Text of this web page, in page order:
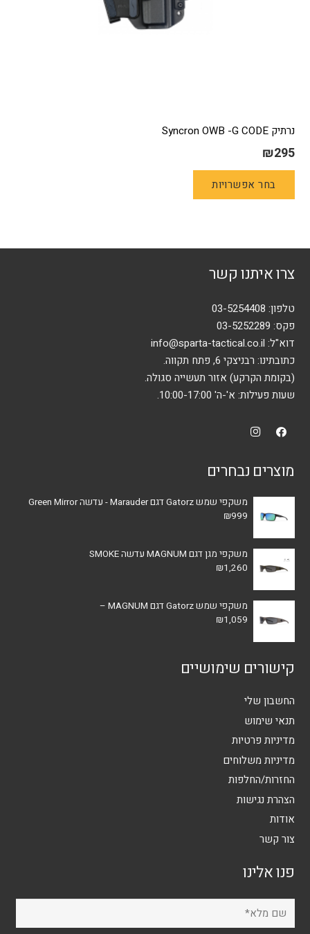
נרתיק Syncron OWB -G CODE
₪295
בחר אפשרויות
המוצר
צרו איתנו קשר
טלפון: 03-5254408
פקס: 03-5252289
דוא"ל: info@sparta-tactical.co.il
כתובתינו: רבניצקי 6, פתח תקווה.
(בקומת הקרקע) אזור תעשייה סגולה.
שעות פעילות: א'-ה' 10:00-17:00.
מוצרים נבחרים
משקפי שמש Gatorz דגם Marauder - עדשה Green Mirror
₪999
משקפי מגן דגם MAGNUM עדשה SMOKE
₪1,260
משקפי שמש Gatorz דגם MAGNUM –
₪1,059
קישורים שימושיים
החשבון שלי
תנאי שימוש
מדיניות פרטיות
מדיניות משלוחים
החזרות/החלפות
הצהרת נגישות
אודות
צור קשר
פנו אלינו